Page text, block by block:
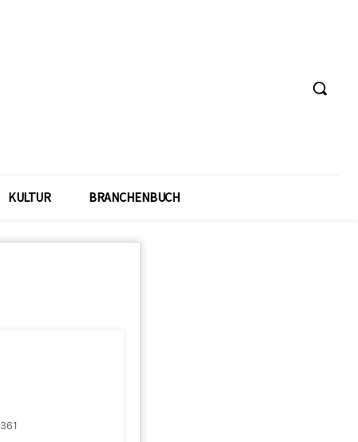
KULTUR BRANCHENBUCH